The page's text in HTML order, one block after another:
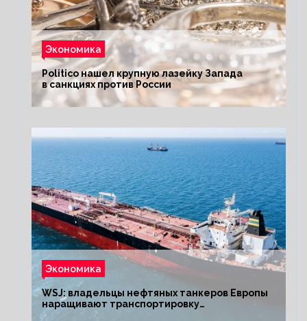
Экономика
Politico нашел крупную лазейку Запада
в санкциях против России
Экономика
WSJ: владельцы нефтяных танкеров Европы
наращивают транспортировку
из РФ до санкций